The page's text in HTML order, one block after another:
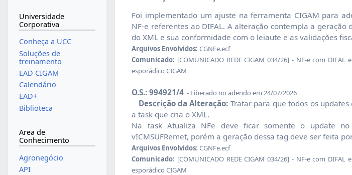
Foi implementado um ajuste na ferramenta CIGAM para
NF-e referentes ao DIFAL. A alteração contempla a geração
do XML e sua conformidade com o leiaute e as validações
Arquivos Envolvidos: CGNFe.ecf
Comunicado: [COMUNICADO REDE CIGAM 034/26] - NF-e com
esporádico CIGAM
O.S.: 994921/4 - Liberado no adendo em 24/07/2026
Descrição da Alteração: Tratar para que todos os
a task que cria o XML.
Na task Atualiza NFe deve ficar somente o update no
vICMSUFRemet, porém a geração dessa tag deve ser feita
Arquivos Envolvidos: CGNFe.ecf
Comunicado: [COMUNICADO REDE CIGAM 034/26] - NF-e com
esporádico CIGAM
Universidade
Corporativa
Conheça a UCC
Soluções de
treinamento
EAD CIGAM
Calendário
EAD+
Biblioteca
Area de
Conhecimento
Agronegócio
API